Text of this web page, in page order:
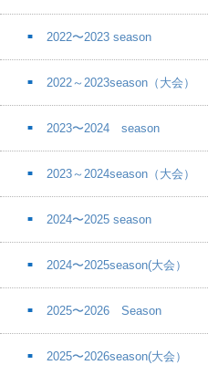
2022〜2023 season
2022～2023season（大会）
2023〜2024 season
2023～2024season（大会）
2024〜2025 season
2024〜2025season(大会）
2025〜2026 Season
2025〜2026season(大会）